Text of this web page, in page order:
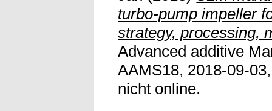
turbo-pump impeller
strategy, processing,
Advanced additive
AAMS18, 2018-09-
nicht online.